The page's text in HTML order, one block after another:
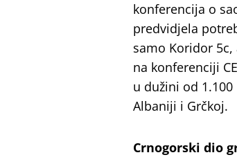
konferencija o
predvidjela
samo Koridor
na konferenciji
u dužini od
Albaniji i Grčkoj.
Crnogorski dio